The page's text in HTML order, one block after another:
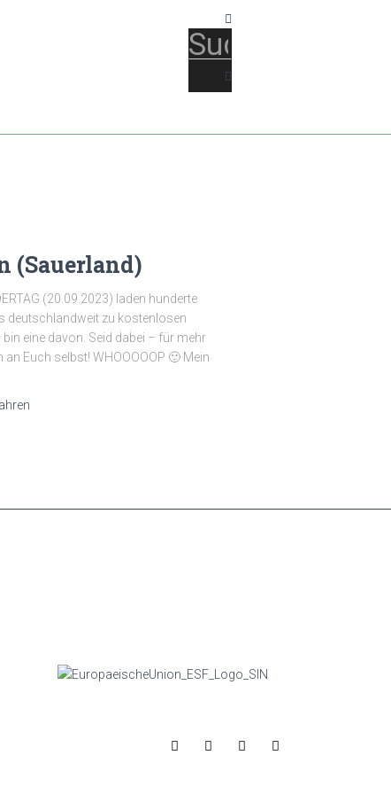
(Sauerland)
(20.09.2023) laden hunderte
deutschlandweit zu kostenlosen
eine davon. Seid dabei – für mehr
Euch selbst! WHOOOOOP 🙂 Mein